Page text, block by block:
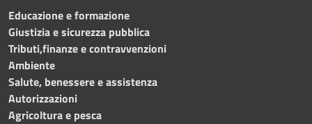
Educazione e formazione
Giustizia e sicurezza pubblica
Tributi,finanze e contravvenzioni
Ambiente
Salute, benessere e assistenza
Autorizzazioni
Agricoltura e pesca